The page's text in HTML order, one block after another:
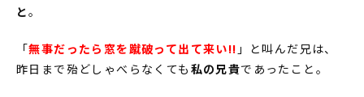
と。
「無事だったら窓を蹴破って出て来い!! 」と叫んだ兄は、
昨日まで殆どしゃべらなくても 私の兄貴であったこと。